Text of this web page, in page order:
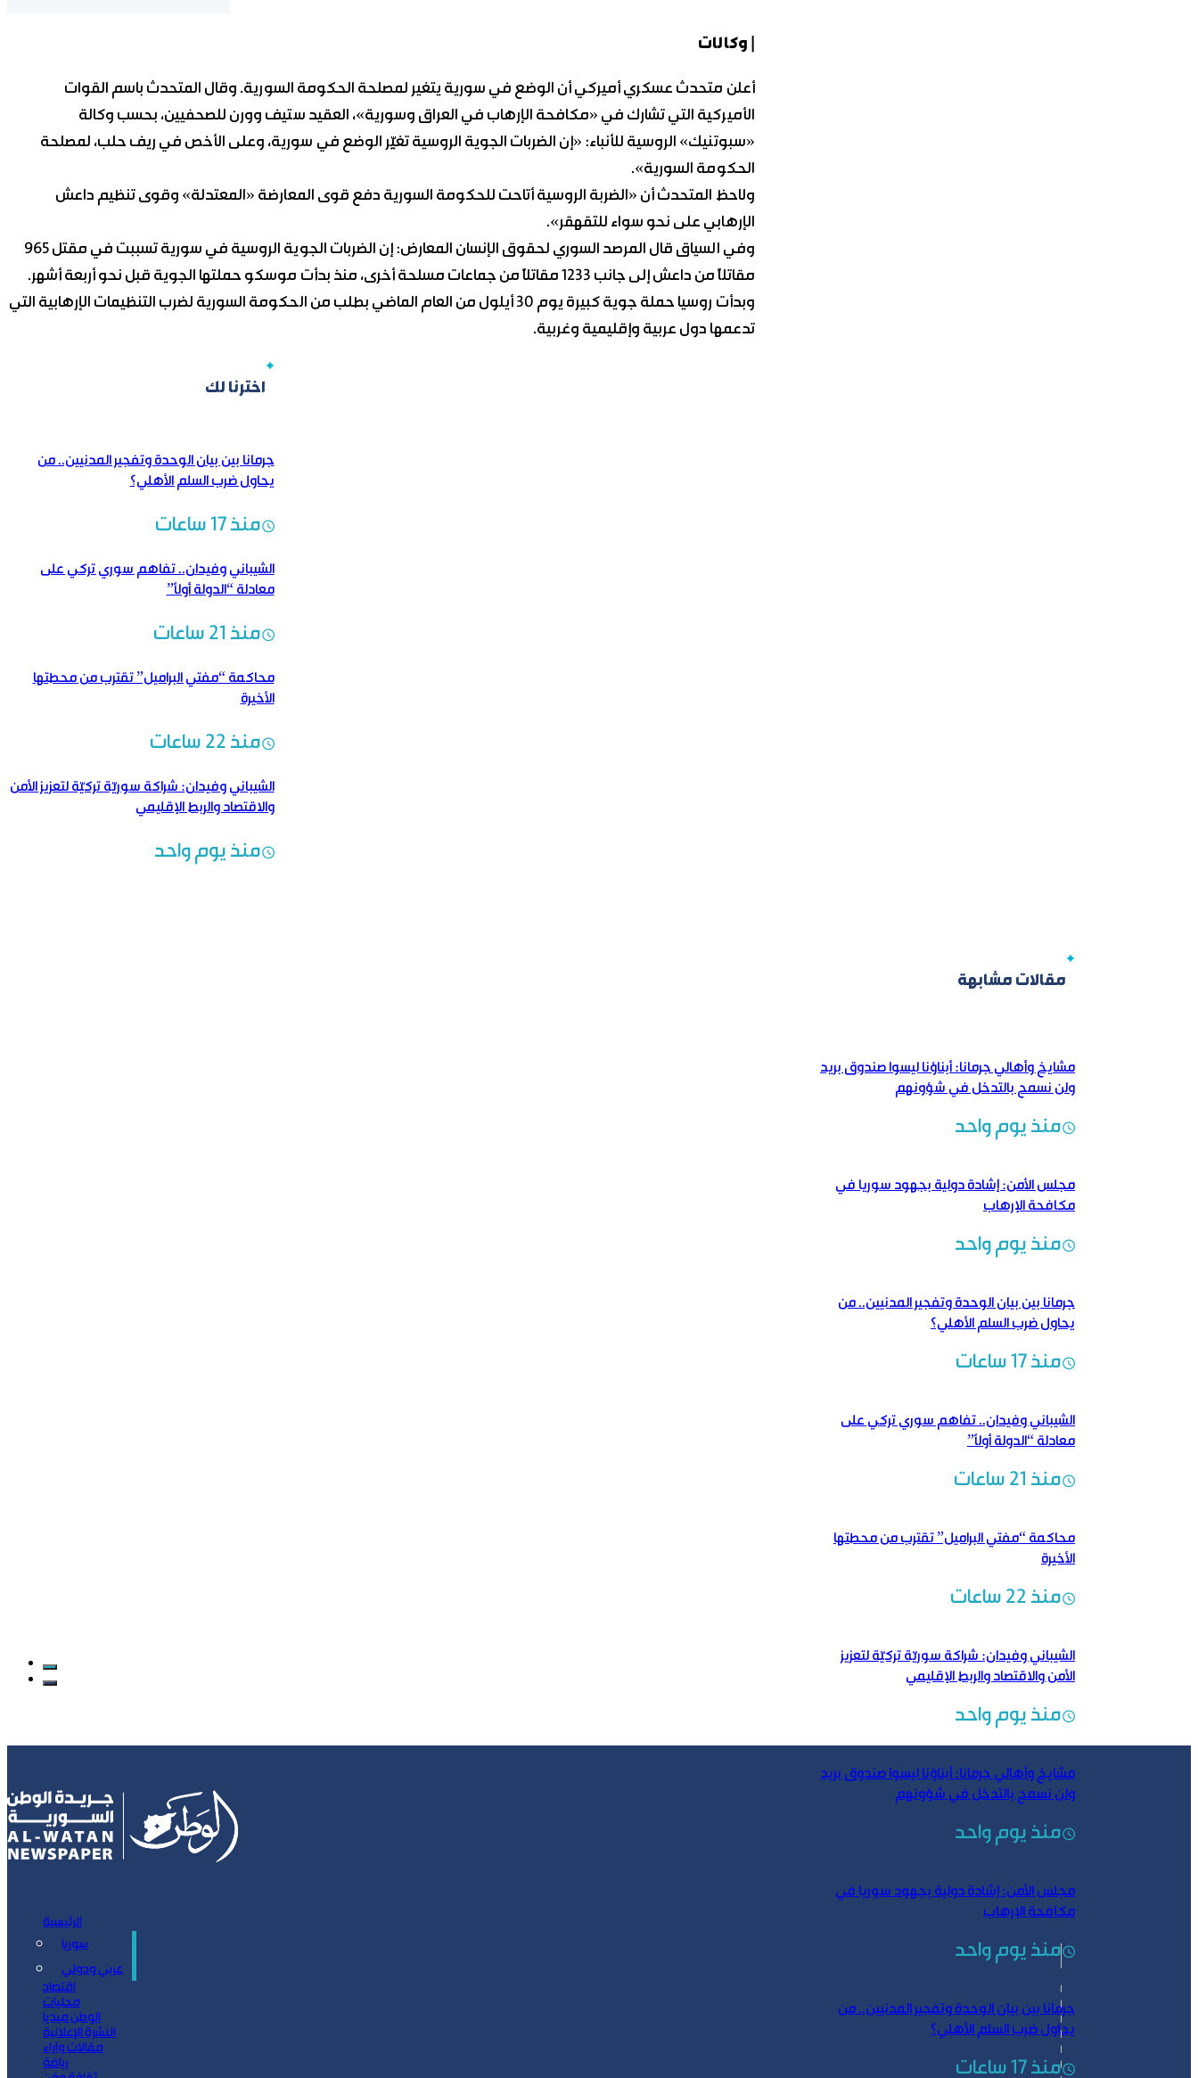
| وكالات
أعلن متحدث عسكري أميركي أن الوضع في سورية يتغير لمصلحة الحكومة السورية. وقال المتحدث باسم القوات
الأميركية التي تشارك في «مكافحة الإرهاب في العراق وسورية»، العقيد ستيف وورن للصحفيين، بحسب وكالة
«سبوتنيك» الروسية للأنباء: «إن الضربات الجوية الروسية تغيِّر الوضع في سورية، وعلى الأخص في ريف حلب، لمصلحة
الحكومة السورية».
ولاحظ المتحدث أن «الضربة الروسية أتاحت للحكومة السورية دفع قوى المعارضة «المعتدلة» وقوى تنظيم داعش
الإرهابي على نحو سواء للتقهقر».
وفي السياق قال المرصد السوري لحقوق الإنسان المعارض: إن الضربات الجوية الروسية في سورية تسببت في مقتل 965
مقاتلاً من داعش إلى جانب 1233 مقاتلاً من جماعات مسلحة أخرى، منذ بدأت موسكو حملتها الجوية قبل نحو أربعة أشهر.
وبدأت روسيا حملة جوية كبيرة يوم 30 أيلول من العام الماضي بطلب من الحكومة السورية لضرب التنظيمات الإرهابية التي
تدعمها دول عربية وإقليمية وغربية.
اخترنا لك
جرمانا بين بيان الوحدة وتفجير المدنيين.. من
يحاول ضرب السلم الأهلي؟
منذ 17 ساعات
الشيباني وفيدان.. تفاهم سوري تركي على
معادلة “الدولة أولاً”
منذ 21 ساعات
محاكمة “مفتي البراميل” تقترب من محطتها
الأخيرة
منذ 22 ساعات
الشيباني وفيدان: شراكة سوريّة تركيّة لتعزيز الأمن
والاقتصاد والربط الإقليمي
منذ يوم واحد
مقالات مشابهة
مشايخ وأهالي جرمانا: أبناؤنا ليسوا صندوق بريد
ولن نسمح بالتدخل في شؤونهم
منذ يوم واحد
مجلس الأمن: إشادة دولية بجهود سوريا في
مكافحة الإرهاب
منذ يوم واحد
جرمانا بين بيان الوحدة وتفجير المدنيين.. من
يحاول ضرب السلم الأهلي؟
منذ 17 ساعات
الشيباني وفيدان.. تفاهم سوري تركي على
معادلة “الدولة أولاً”
منذ 21 ساعات
محاكمة “مفتي البراميل” تقترب من محطتها
الأخيرة
منذ 22 ساعات
الشيباني وفيدان: شراكة سوريّة تركيّة لتعزيز
الأمن والاقتصاد والربط الإقليمي
منذ يوم واحد
مشايخ وأهالي جرمانا: أبناؤنا ليسوا صندوق بريد
ولن نسمح بالتدخل في شؤونهم
منذ يوم واحد
مجلس الأمن: إشادة دولية بجهود سوريا في
مكافحة الإرهاب
منذ يوم واحد
جرمانا بين بيان الوحدة وتفجير المدنيين.. من
يحاول ضرب السلم الأهلي؟
منذ 17 ساعات
الرئيسية
سوريا
عربي ودولي
اقتصاد
محليات
الوطن ميديا
النشرة الإعلانية
مقالات وآراء
رياضة